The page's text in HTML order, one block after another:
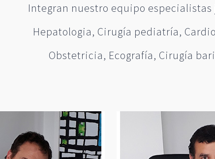
Integran nuestro equipo
Hepatologia, Cirugía pediatría,
Obstetricia, Ecografía, Cirugía